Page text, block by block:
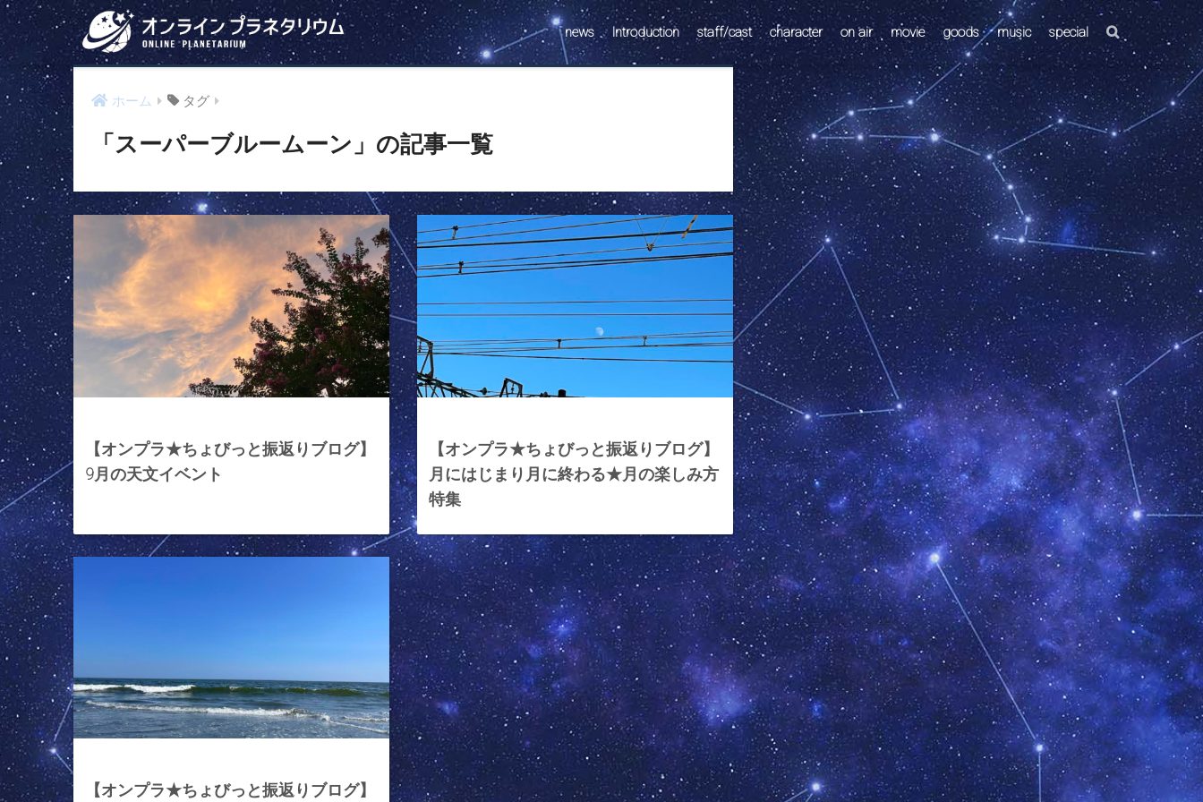
news Introduction staff/cast character on air movie goods music special
ホーム タグ
「スーパーブルームーン」の記事一覧
【オンプラ★ちょびっと振返りブログ】
9月の天文イベント
【オンプラ★ちょびっと振返りブログ】
月にはじまり月に終わる★月の楽しみ方
特集
【オンプラ★ちょびっと振返りブログ】